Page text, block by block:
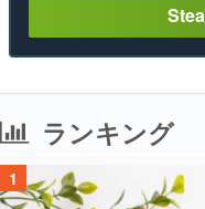
ランキング
1